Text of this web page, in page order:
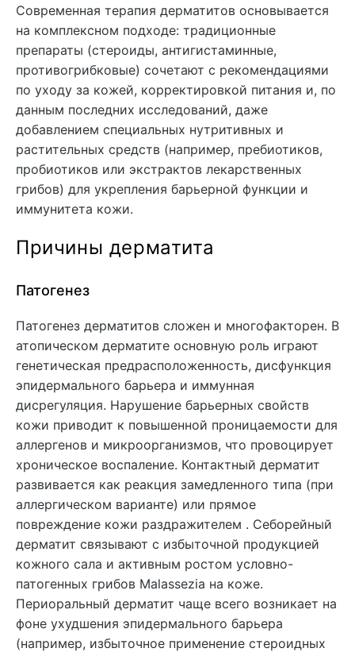
Современная терапия дерматитов основывается
на комплексном подходе: традиционные
препараты (стероиды, антигистаминные,
противогрибковые) сочетают с рекомендациями
по уходу за кожей, корректировкой питания и, по
данным последних исследований, даже
добавлением специальных нутритивных и
растительных средств (например, пребиотиков,
пробиотиков или экстрактов лекарственных
грибов) для укрепления барьерной функции и
иммунитета кожи.
Причины дерматита
Патогенез
Патогенез дерматитов сложен и многофакторен. В
атопическом дерматите основную роль играют
генетическая предрасположенность, дисфункция
эпидермального барьера и иммунная
дисрегуляция. Нарушение барьерных свойств
кожи приводит к повышенной проницаемости для
аллергенов и микроорганизмов, что провоцирует
хроническое воспаление. Контактный дерматит
развивается как реакция замедленного типа (при
аллергическом варианте) или прямое
повреждение кожи раздражителем . Себорейный
дерматит связывают с избыточной продукцией
кожного сала и активным ростом условно-
патогенных грибов Malassezia на коже.
Периоральный дерматит чаще всего возникает на
фоне ухудшения эпидермального барьера
(например, избыточное применение стероидных